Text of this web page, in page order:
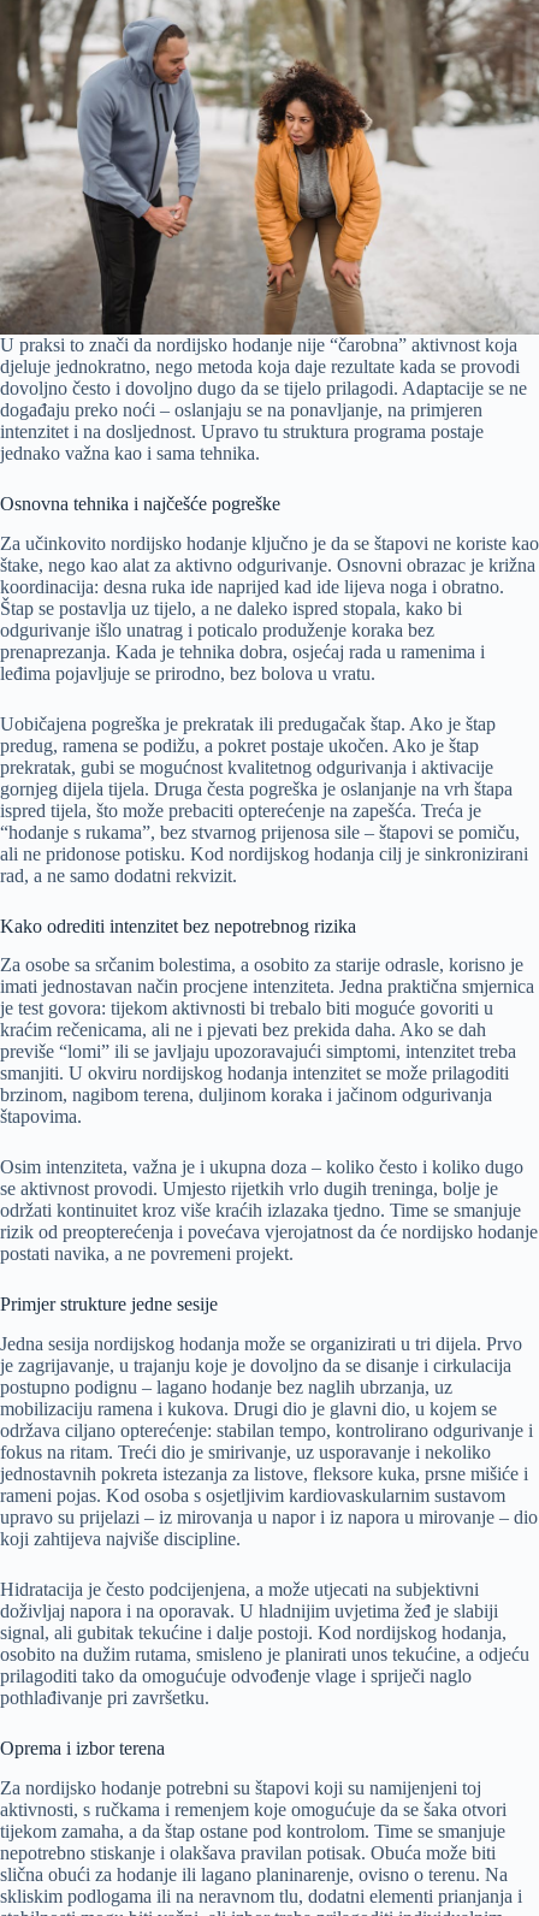
U praksi to znači da nordijsko hodanje nije “čarobna” aktivnost koja
djeluje jednokratno, nego metoda koja daje rezultate kada se provodi
dovoljno često i dovoljno dugo da se tijelo prilagodi. Adaptacije se ne
događaju preko noći – oslanjaju se na ponavljanje, na primjeren
intenzitet i na dosljednost. Upravo tu struktura programa postaje
jednako važna kao i sama tehnika.
Osnovna tehnika i najčešće pogreške
Za učinkovito nordijsko hodanje ključno je da se štapovi ne koriste kao
štake, nego kao alat za aktivno odgurivanje. Osnovni obrazac je križna
koordinacija: desna ruka ide naprijed kad ide lijeva noga i obratno.
Štap se postavlja uz tijelo, a ne daleko ispred stopala, kako bi
odgurivanje išlo unatrag i poticalo produženje koraka bez
prenaprezanja. Kada je tehnika dobra, osjećaj rada u ramenima i
leđima pojavljuje se prirodno, bez bolova u vratu.
Uobičajena pogreška je prekratak ili predugačak štap. Ako je štap
predug, ramena se podižu, a pokret postaje ukočen. Ako je štap
prekratak, gubi se mogućnost kvalitetnog odgurivanja i aktivacije
gornjeg dijela tijela. Druga česta pogreška je oslanjanje na vrh štapa
ispred tijela, što može prebaciti opterećenje na zapešća. Treća je
“hodanje s rukama”, bez stvarnog prijenosa sile – štapovi se pomiču,
ali ne pridonose potisku. Kod nordijskog hodanja cilj je sinkronizirani
rad, a ne samo dodatni rekvizit.
Kako odrediti intenzitet bez nepotrebnog rizika
Za osobe sa srčanim bolestima, a osobito za starije odrasle, korisno je
imati jednostavan način procjene intenziteta. Jedna praktična smjernica
je test govora: tijekom aktivnosti bi trebalo biti moguće govoriti u
kraćim rečenicama, ali ne i pjevati bez prekida daha. Ako se dah
previše “lomi” ili se javljaju upozoravajući simptomi, intenzitet treba
smanjiti. U okviru nordijskog hodanja intenzitet se može prilagoditi
brzinom, nagibom terena, duljinom koraka i jačinom odgurivanja
štapovima.
Osim intenziteta, važna je i ukupna doza – koliko često i koliko dugo
se aktivnost provodi. Umjesto rijetkih vrlo dugih treninga, bolje je
održati kontinuitet kroz više kraćih izlazaka tjedno. Time se smanjuje
rizik od preopterećenja i povećava vjerojatnost da će nordijsko hodanje
postati navika, a ne povremeni projekt.
Primjer strukture jedne sesije
Jedna sesija nordijskog hodanja može se organizirati u tri dijela. Prvo
je zagrijavanje, u trajanju koje je dovoljno da se disanje i cirkulacija
postupno podignu – lagano hodanje bez naglih ubrzanja, uz
mobilizaciju ramena i kukova. Drugi dio je glavni dio, u kojem se
održava ciljano opterećenje: stabilan tempo, kontrolirano odgurivanje i
fokus na ritam. Treći dio je smirivanje, uz usporavanje i nekoliko
jednostavnih pokreta istezanja za listove, fleksore kuka, prsne mišiće i
rameni pojas. Kod osoba s osjetljivim kardiovaskularnim sustavom
upravo su prijelazi – iz mirovanja u napor i iz napora u mirovanje – dio
koji zahtijeva najviše discipline.
Hidratacija je često podcijenjena, a može utjecati na subjektivni
doživljaj napora i na oporavak. U hladnijim uvjetima žeđ je slabiji
signal, ali gubitak tekućine i dalje postoji. Kod nordijskog hodanja,
osobito na dužim rutama, smisleno je planirati unos tekućine, a odjeću
prilagoditi tako da omogućuje odvođenje vlage i spriječi naglo
pothlađivanje pri završetku.
Oprema i izbor terena
Za nordijsko hodanje potrebni su štapovi koji su namijenjeni toj
aktivnosti, s ručkama i remenjem koje omogućuje da se šaka otvori
tijekom zamaha, a da štap ostane pod kontrolom. Time se smanjuje
nepotrebno stiskanje i olakšava pravilan potisak. Obuća može biti
slična obući za hodanje ili lagano planinarenje, ovisno o terenu. Na
skliskim podlogama ili na neravnom tlu, dodatni elementi prianjanja i